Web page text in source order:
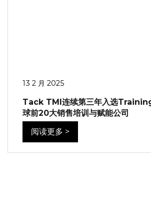
13 2 月 2025
Tack TMI连续第三年入选
球前20大销售培训与赋能公司
阅读更多 >